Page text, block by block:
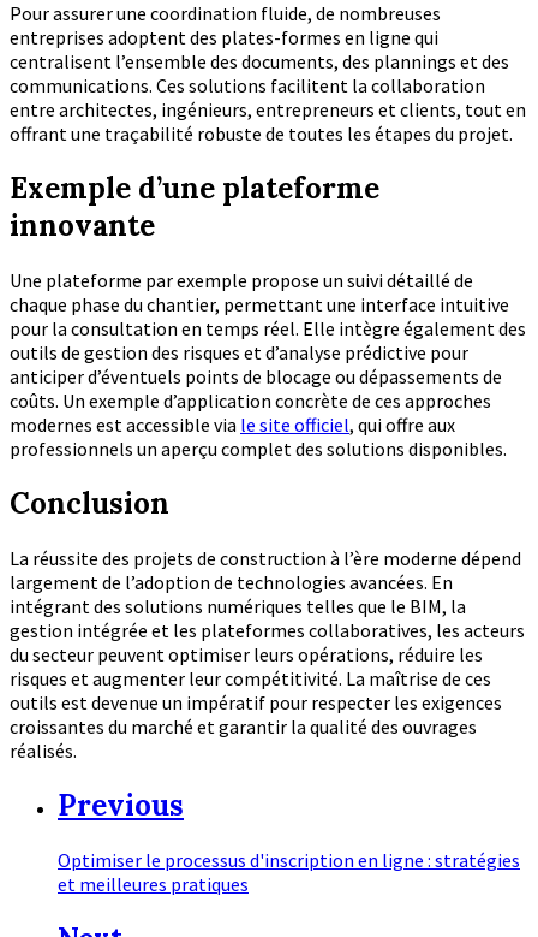
Pour assurer une coordination fluide, de nombreuses
entreprises adoptent des plates-formes en ligne qui
centralisent l’ensemble des documents, des plannings et des
communications. Ces solutions facilitent la collaboration
entre architectes, ingénieurs, entrepreneurs et clients, tout en
offrant une traçabilité robuste de toutes les étapes du projet.
Exemple d’une plateforme
innovante
Une plateforme par exemple propose un suivi détaillé de
chaque phase du chantier, permettant une interface intuitive
pour la consultation en temps réel. Elle intègre également des
outils de gestion des risques et d’analyse prédictive pour
anticiper d’éventuels points de blocage ou dépassements de
coûts. Un exemple d’application concrète de ces approches
modernes est accessible via le site officiel, qui offre aux
professionnels un aperçu complet des solutions disponibles.
Conclusion
La réussite des projets de construction à l’ère moderne dépend
largement de l’adoption de technologies avancées. En
intégrant des solutions numériques telles que le BIM, la
gestion intégrée et les plateformes collaboratives, les acteurs
du secteur peuvent optimiser leurs opérations, réduire les
risques et augmenter leur compétitivité. La maîtrise de ces
outils est devenue un impératif pour respecter les exigences
croissantes du marché et garantir la qualité des ouvrages
réalisés.
Previous
Optimiser le processus d'inscription en ligne : stratégies
et meilleures pratiques